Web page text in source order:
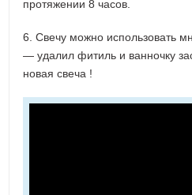
протяжении 8 часов.
6. Свечу можно использовать
— удалил фитиль и ванночку
новая свеча !